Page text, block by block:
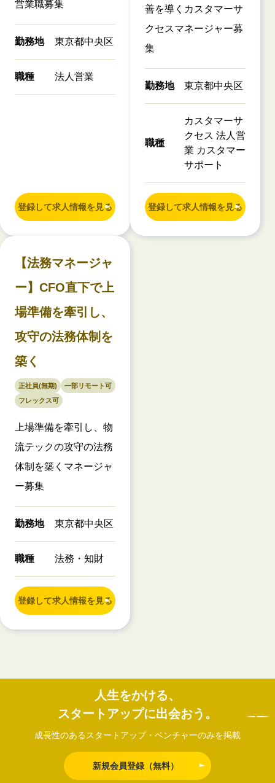
営業職募集
勤務地 東京都中央区
職種 法人営業
登録して求人情報を見る
善を導くカスタマーサ
クセスマネージャー募
集
勤務地 東京都中央区
職種
カスタマーサ
クセス 法人営
業 カスタマー
サポート
登録して求人情報を見る
【法務マネージャ
ー】CFO直下で上
場準備を牽引し、
攻守の法務体制を
築く
正社員(無期)
一部リモート可
フレックス可
上場準備を牽引し、物
流テックの攻守の法務
体制を築くマネージャ
ー募集
勤務地 東京都中央区
職種 法務・知財
登録して求人情報を見る
人生をかける、
スタートアップに出会おう。
成長性のあるスタートアップ・ベンチャーのみを掲載
新規会員登録（無料）